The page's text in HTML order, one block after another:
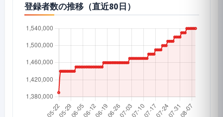
登録者数の推移（直近80日）